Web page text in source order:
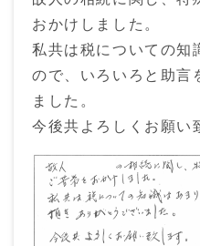
おかけしました。
私共は税についての知
ので、いろいろと助言
ました。
今後共よろしくお願い